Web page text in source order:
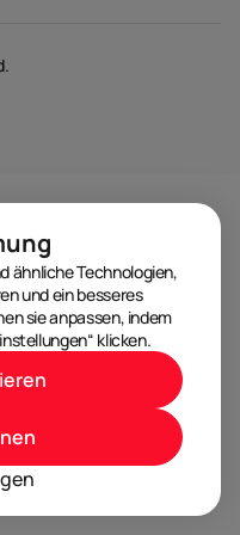
ähnliche Technologien,
und ein besseres
sie anpassen, indem
klicken.